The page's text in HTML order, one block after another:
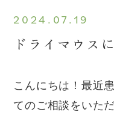
2024.07.19
ドライマウス
こんにちは！最近
てのご相談をいた